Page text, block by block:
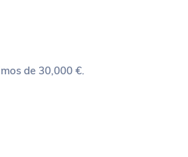
de 30,000 €.